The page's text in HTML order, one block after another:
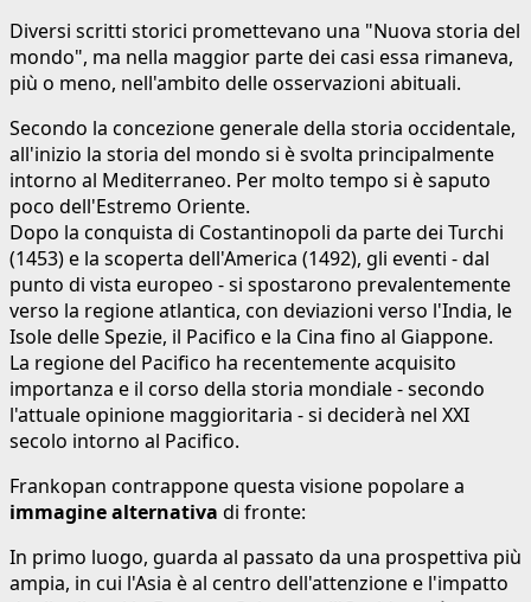
Diversi scritti storici promettevano una "Nuova storia del
mondo", ma nella maggior parte dei casi essa rimaneva,
più o meno, nell'ambito delle osservazioni abituali.
Secondo la concezione generale della storia occidentale,
all'inizio la storia del mondo si è svolta principalmente
intorno al Mediterraneo. Per molto tempo si è saputo
poco dell'Estremo Oriente.
Dopo la conquista di Costantinopoli da parte dei Turchi
(1453) e la scoperta dell'America (1492), gli eventi - dal
punto di vista europeo - si spostarono prevalentemente
verso la regione atlantica, con deviazioni verso l'India, le
Isole delle Spezie, il Pacifico e la Cina fino al Giappone.
La regione del Pacifico ha recentemente acquisito
importanza e il corso della storia mondiale - secondo
l'attuale opinione maggioritaria - si deciderà nel XXI
secolo intorno al Pacifico.
Frankopan contrappone questa visione popolare a
immagine alternativa di fronte:
In primo luogo, guarda al passato da una prospettiva più
ampia, in cui l'Asia è al centro dell'attenzione e l'impatto